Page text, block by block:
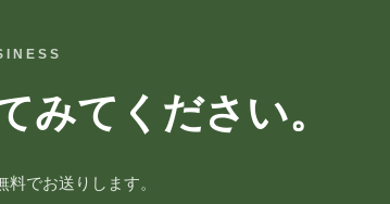
みてください。
でお送りします。